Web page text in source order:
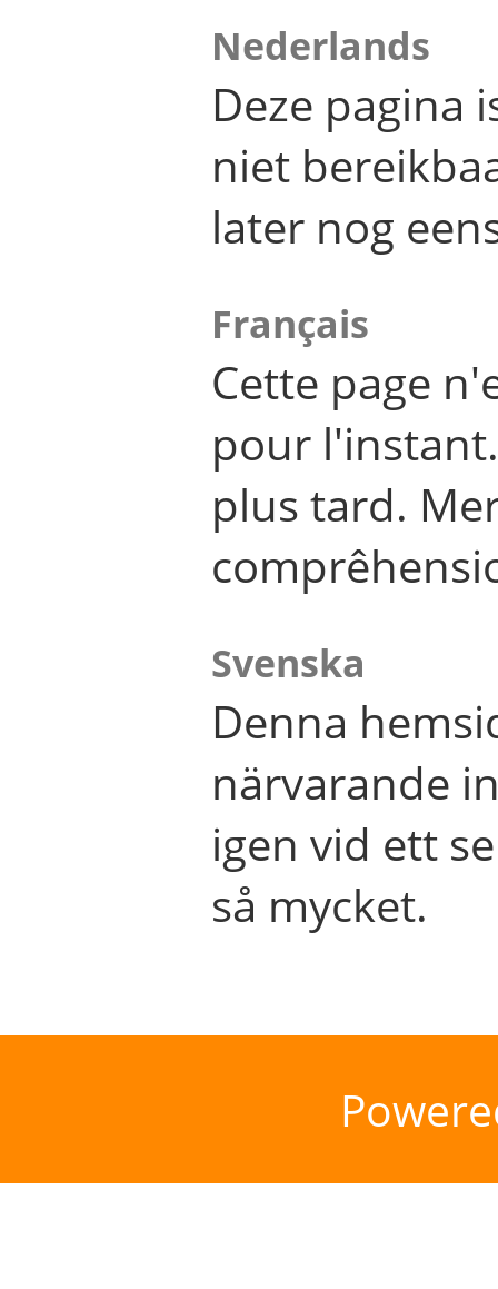
Nederlands
Deze pagina
niet
later nog
Français
Cette page
pour
plus tard.
Svenska
Denna
närvarande
igen vid ett
så mycket.